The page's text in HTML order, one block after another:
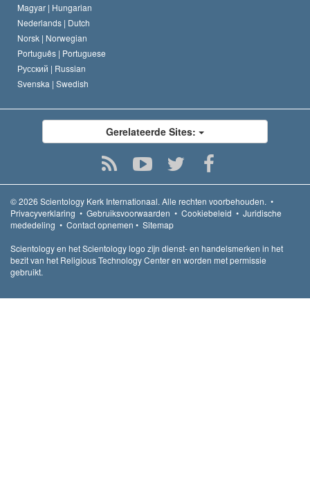
Magyar | Hungarian
Nederlands | Dutch
Norsk | Norwegian
Português | Portuguese
Русский | Russian
Svenska | Swedish
Gerelateerde Sites:
© 2026 Scientology Kerk Internationaal. Alle rechten voorbehouden. •
Privacyverklaring • Gebruiksvoorwaarden • Cookiebeleid • Juridische
mededeling • Contact opnemen • Sitemap
Scientology en het Scientology logo zijn dienst- en handelsmerken in het
bezit van het Religious Technology Center en worden met permissie
gebruikt.